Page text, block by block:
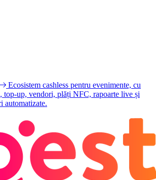
Ecosistem cashless pentru evenimente, cu
top-up, vendori, plăți NFC, rapoarte live și
automatizate.